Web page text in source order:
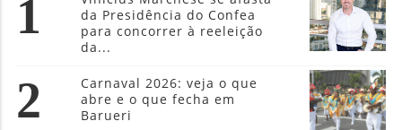
1
da Presidência do Confea
para concorrer à reeleição
da...
2
Carnaval 2026: veja o que
abre e o que fecha em
Barueri